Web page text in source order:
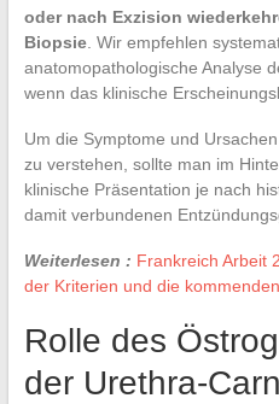
oder nach Exzision
Biopsie. Wir empfehlen
anatomopathologische Analyse
wenn das klinische
Um die Symptome und
zu verstehen, sollte man im
klinische Präsentation je nach
damit verbundenen
Weiterlesen : Frankreich Arbeit
der Kriterien und die
Rolle des
der Urethra-